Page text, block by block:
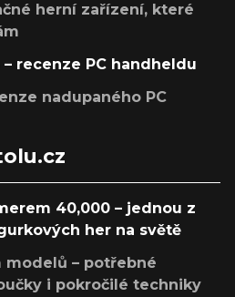
herní zařízení, které
recenze PC handheldu
nadupaného PC
40,000 – jednou z
her na světě
modelů – potřebné
i pokročilé techniky